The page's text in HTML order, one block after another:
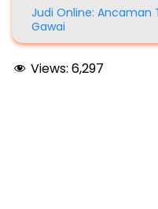
Judi Online: Ancaman
Gawai
Views: 6,297